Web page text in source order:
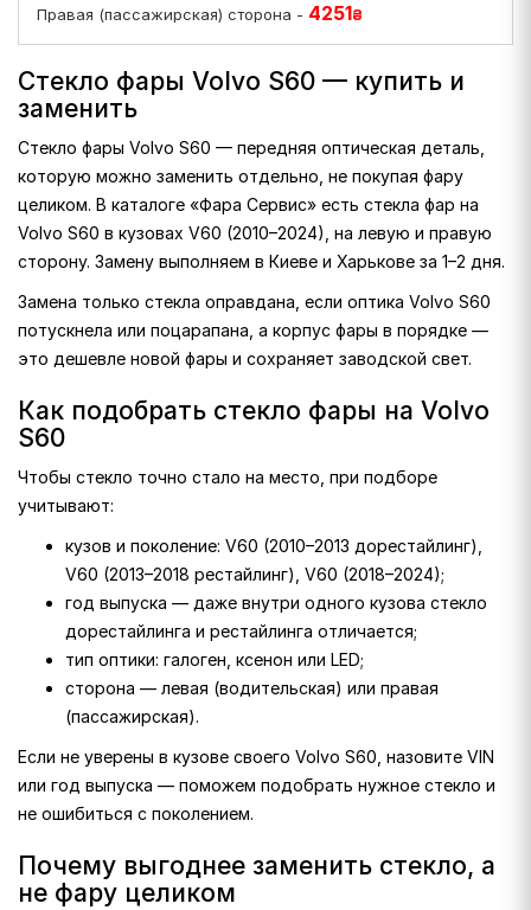
Правая (пассажирская) сторона - 4251₴
Стекло фары Volvo S60 — купить и
заменить
Стекло фары Volvo S60 — передняя оптическая деталь,
которую можно заменить отдельно, не покупая фару
целиком. В каталоге «Фара Сервис» есть стекла фар на
Volvo S60 в кузовах V60 (2010–2024), на левую и правую
сторону. Замену выполняем в Киеве и Харькове за 1–2 дня.
Замена только стекла оправдана, если оптика Volvo S60
потускнела или поцарапана, а корпус фары в порядке —
это дешевле новой фары и сохраняет заводской свет.
Как подобрать стекло фары на Volvo
S60
Чтобы стекло точно стало на место, при подборе
учитывают:
кузов и поколение: V60 (2010–2013 дорестайлинг),
V60 (2013–2018 рестайлинг), V60 (2018–2024);
год выпуска — даже внутри одного кузова стекло
дорестайлинга и рестайлинга отличается;
тип оптики: галоген, ксенон или LED;
сторона — левая (водительская) или правая
(пассажирская).
Если не уверены в кузове своего Volvo S60, назовите VIN
или год выпуска — поможем подобрать нужное стекло и
не ошибиться с поколением.
Почему выгоднее заменить стекло, а
не фару целиком